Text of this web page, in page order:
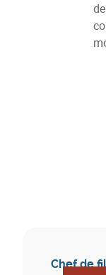
Chef de